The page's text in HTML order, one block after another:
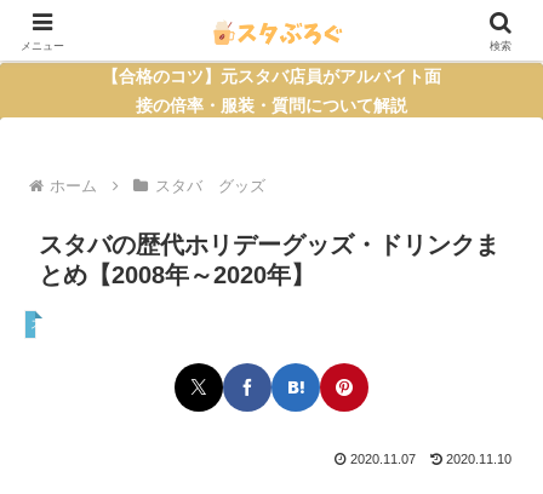
【合格のコツ】元スタバ店員がアルバイト面
接の倍率・服装・質問について解説
ホーム スタバ グッズ
スタバの歴代ホリデーグッズ・ドリンクま
とめ【2008年～2020年】
スタバ グッズ
2020.11.07 2020.11.10
メニュー 検索